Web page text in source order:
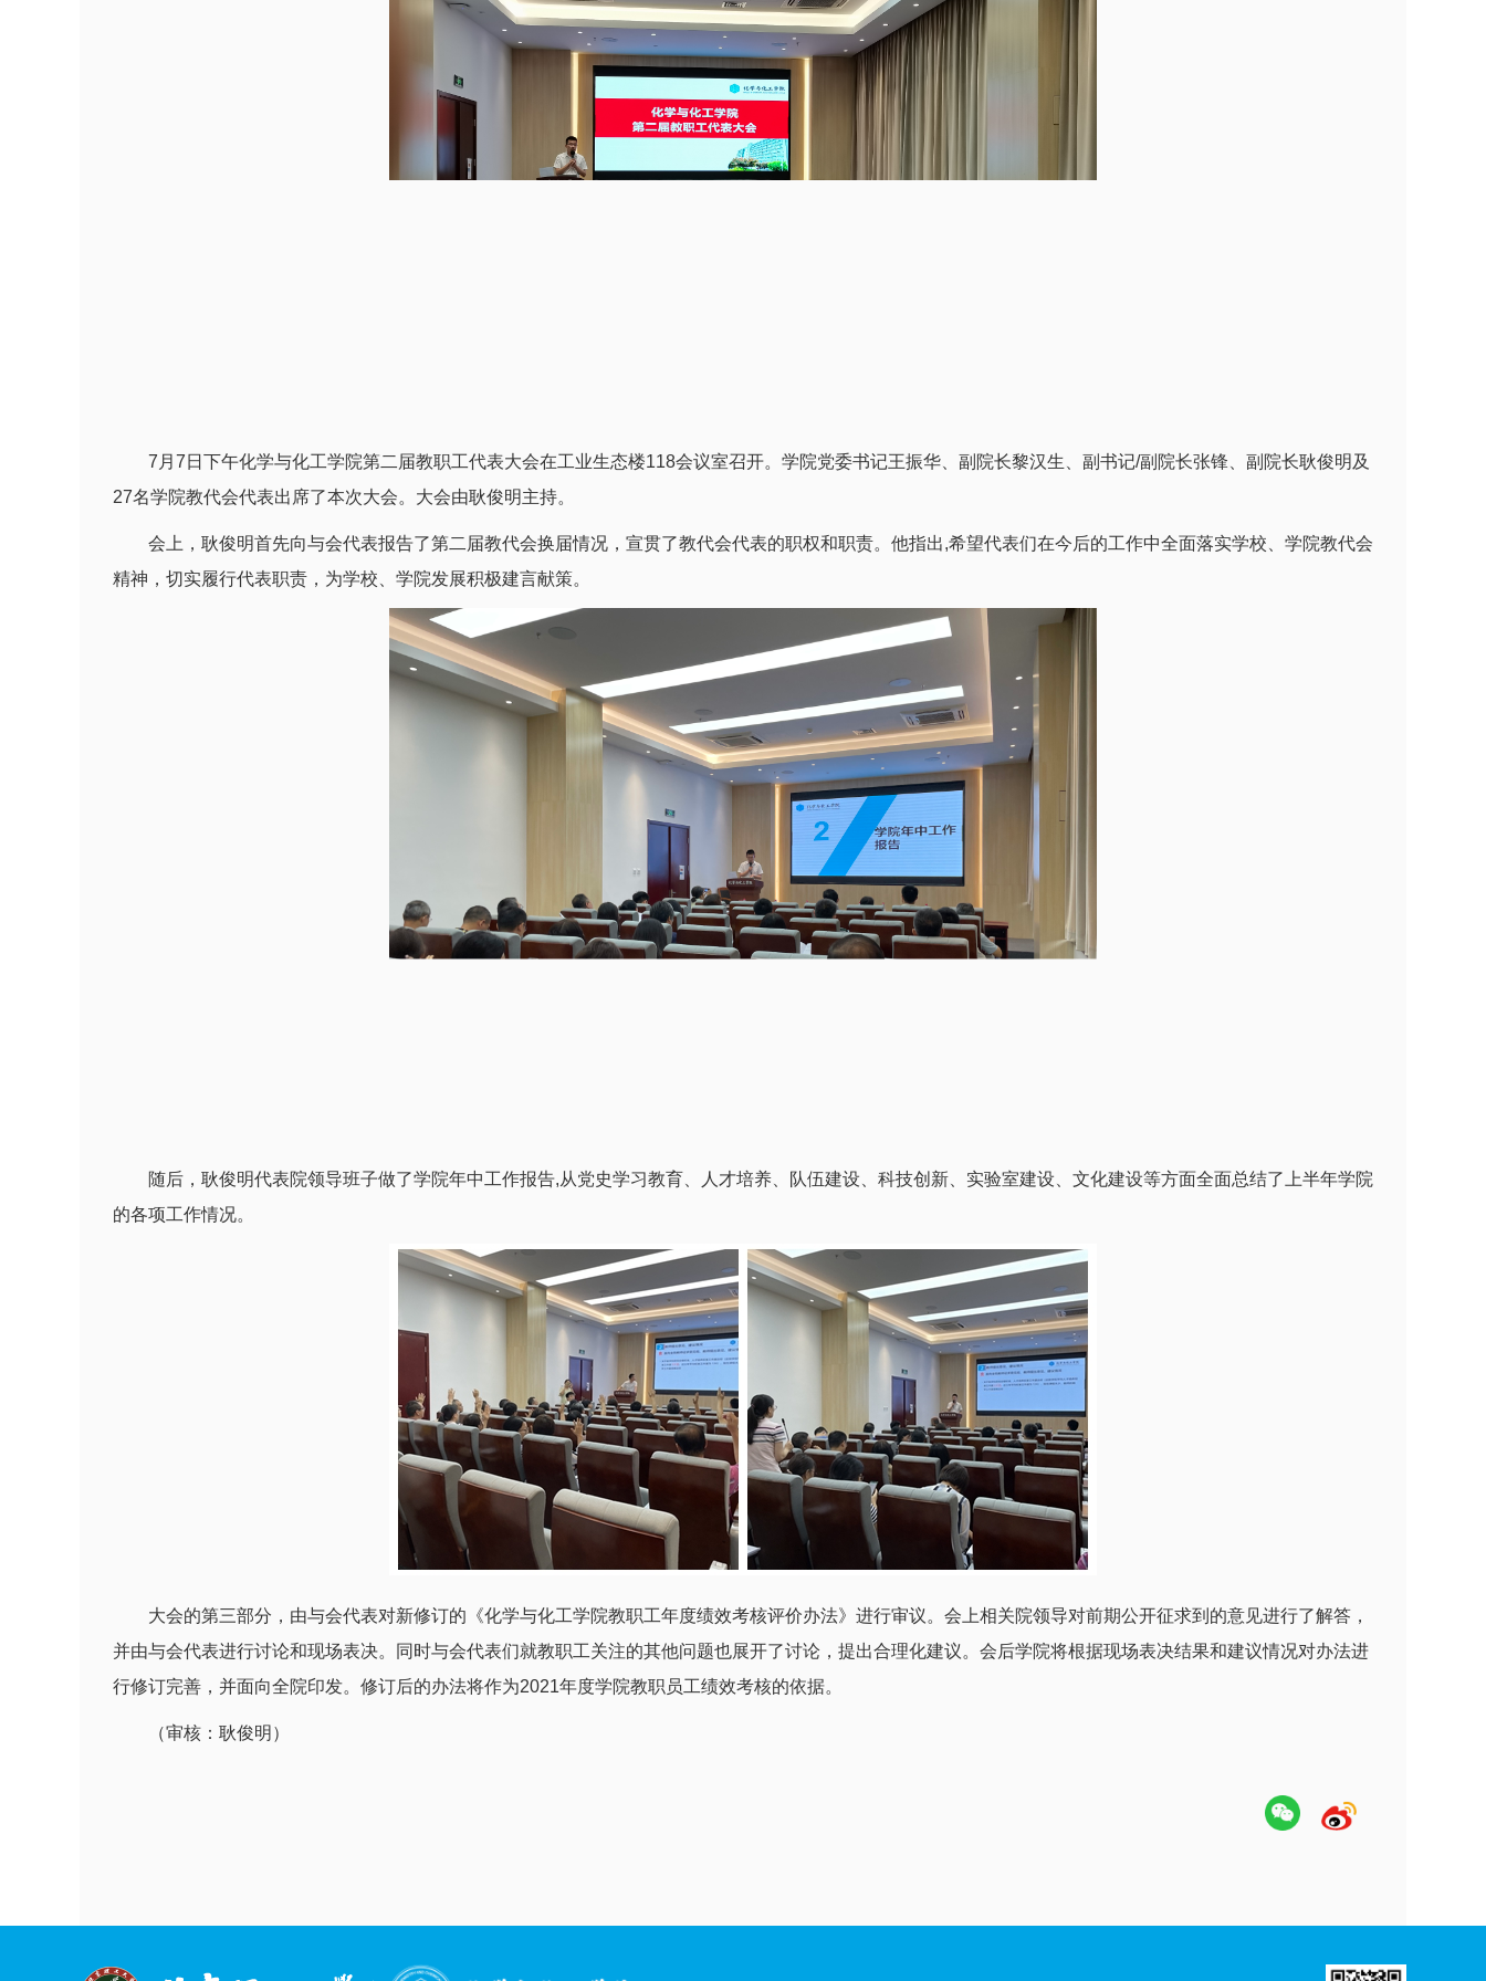
7月7日下午化学与化工学院第二届教职工代表大会在工业生态楼118会议室召开。学院党委书记王振华、副院长黎汉生、副书记/副院长张锋、副院长耿俊明及
27名学院教代会代表出席了本次大会。大会由耿俊明主持。
会上，耿俊明首先向与会代表报告了第二届教代会换届情况，宣贯了教代会代表的职权和职责。他指出,希望代表们在今后的工作中全面落实学校、学院教代会
精神，切实履行代表职责，为学校、学院发展积极建言献策。
随后，耿俊明代表院领导班子做了学院年中工作报告,从党史学习教育、人才培养、队伍建设、科技创新、实验室建设、文化建设等方面全面总结了上半年学院
的各项工作情况。
大会的第三部分，由与会代表对新修订的《化学与化工学院教职工年度绩效考核评价办法》进行审议。会上相关院领导对前期公开征求到的意见进行了解答，
并由与会代表进行讨论和现场表决。同时与会代表们就教职工关注的其他问题也展开了讨论，提出合理化建议。会后学院将根据现场表决结果和建议情况对办法进
行修订完善，并面向全院印发。修订后的办法将作为2021年度学院教职员工绩效考核的依据。
（审核：耿俊明）